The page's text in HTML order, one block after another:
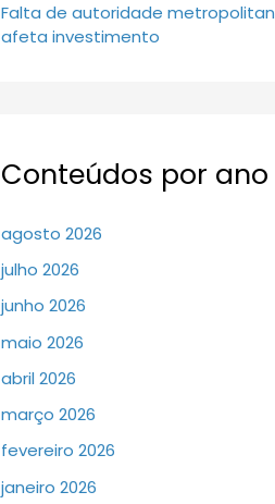
Falta de autoridade
afeta investimento
Conteúdos por ano
agosto 2026
julho 2026
junho 2026
maio 2026
abril 2026
março 2026
fevereiro 2026
janeiro 2026